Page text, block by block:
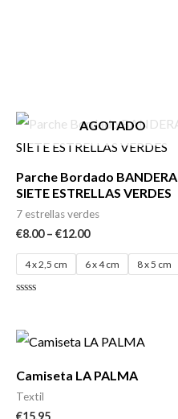
AGOTADO
Parche Bordado BANDERA
SIETE ESTRELLAS VERDES
7 estrellas verdes
€8.00–€12.00
4 x 2,5 cm 6 x 4 cm 8 x 5 cm
de
5
Camiseta LA PALMA
Textil
€15.95